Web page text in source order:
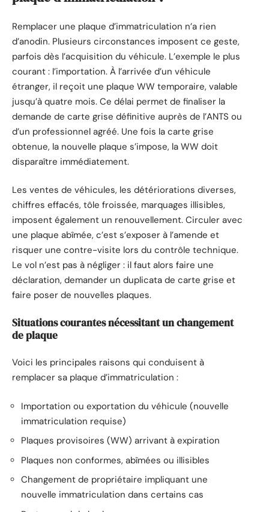
Remplacer une plaque d’immatriculation n’a rien
d’anodin. Plusieurs circonstances imposent ce geste,
parfois dès l’acquisition du véhicule. L’exemple le plus
courant : l’importation. À l’arrivée d’un véhicule
étranger, il reçoit une plaque WW temporaire, valable
jusqu’à quatre mois. Ce délai permet de finaliser la
demande de carte grise définitive auprès de l’ANTS ou
d’un professionnel agréé. Une fois la carte grise
obtenue, la nouvelle plaque s’impose, la WW doit
disparaître immédiatement.
Les ventes de véhicules, les détériorations diverses,
chiffres effacés, tôle froissée, marquages illisibles,
imposent également un renouvellement. Circuler avec
une plaque abîmée, c’est s’exposer à l’amende et
risquer une contre-visite lors du contrôle technique.
Le vol n’est pas à négliger : il faut alors faire une
déclaration, demander un duplicata de carte grise et
faire poser de nouvelles plaques.
Situations courantes nécessitant un changement
de plaque
Voici les principales raisons qui conduisent à
remplacer sa plaque d’immatriculation :
Importation ou exportation du véhicule (nouvelle
immatriculation requise)
Plaques provisoires (WW) arrivant à expiration
Plaques non conformes, abîmées ou illisibles
Changement de propriétaire impliquant une
nouvelle immatriculation dans certains cas